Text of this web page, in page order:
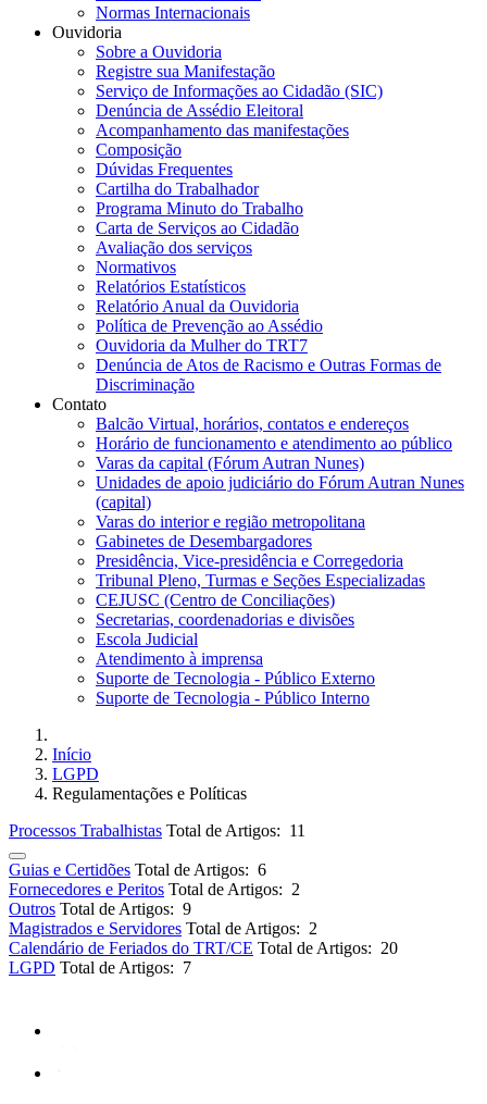
Normas Internacionais
Ouvidoria
Sobre a Ouvidoria
Registre sua Manifestação
Serviço de Informações ao Cidadão (SIC)
Denúncia de Assédio Eleitoral
Acompanhamento das manifestações
Composição
Dúvidas Frequentes
Cartilha do Trabalhador
Programa Minuto do Trabalho
Carta de Serviços ao Cidadão
Avaliação dos serviços
Normativos
Relatórios Estatísticos
Relatório Anual da Ouvidoria
Política de Prevenção ao Assédio
Ouvidoria da Mulher do TRT7
Denúncia de Atos de Racismo e Outras Formas de
Discriminação
Contato
Balcão Virtual, horários, contatos e endereços
Horário de funcionamento e atendimento ao público
Varas da capital (Fórum Autran Nunes)
Unidades de apoio judiciário do Fórum Autran Nunes
(capital)
Varas do interior e região metropolitana
Gabinetes de Desembargadores
Presidência, Vice-presidência e Corregedoria
Tribunal Pleno, Turmas e Seções Especializadas
CEJUSC (Centro de Conciliações)
Secretarias, coordenadorias e divisões
Escola Judicial
Atendimento à imprensa
Suporte de Tecnologia - Público Externo
Suporte de Tecnologia - Público Interno
Início
LGPD
Regulamentações e Políticas
Processos Trabalhistas Total de Artigos: 11
Guias e Certidões Total de Artigos: 6
Fornecedores e Peritos Total de Artigos: 2
Outros Total de Artigos: 9
Magistrados e Servidores Total de Artigos: 2
Calendário de Feriados do TRT/CE Total de Artigos: 20
LGPD Total de Artigos: 7